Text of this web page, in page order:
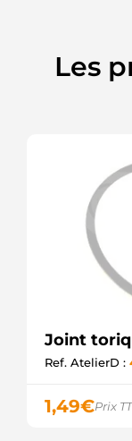
Les
Joint
Ref. AtelierD :
1,49€Prix